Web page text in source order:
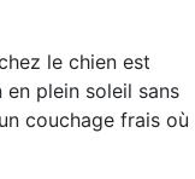
le chien est
plein soleil sans
couchage frais où